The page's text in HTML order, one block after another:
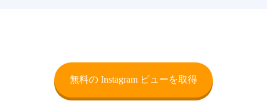
無料の Instagram ビューを取得